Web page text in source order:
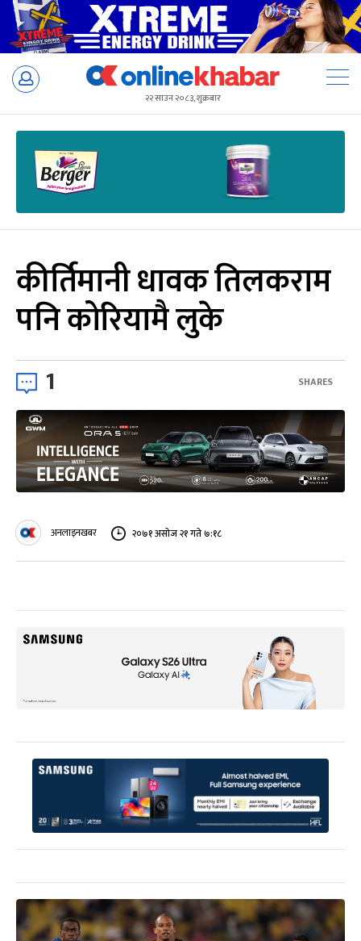
Skip
२२ साउन २०८३, शुक्रबार
कीर्तिमानी धावक तिलकराम
पनि कोरियामै लुके
1 SHARES
अनलाइनखबर २०७१ असोज २१ गते ७:१८